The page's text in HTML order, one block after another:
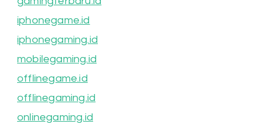
iphonegame.id
iphonegaming.id
mobilegaming.id
offlinegame.id
offlinegaming.id
onlinegaming.id